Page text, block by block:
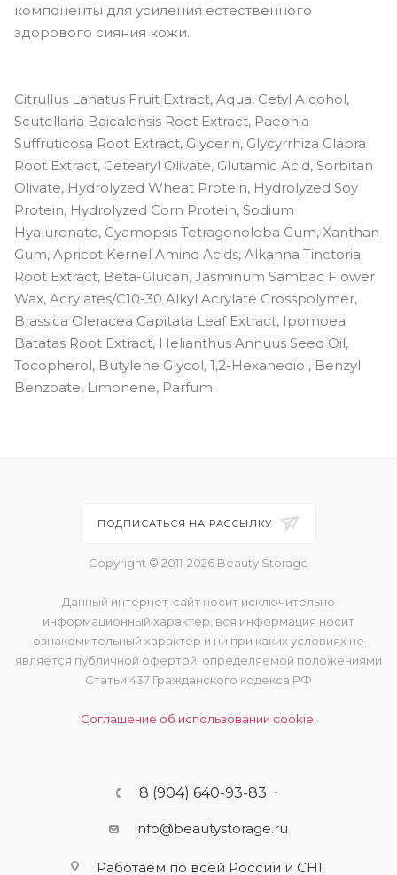
компоненты для усиления естественного
здорового сияния кожи.
Citrullus Lanatus Fruit Extract, Aqua, Cetyl Alcohol,
Scutellaria Baicalensis Root Extract, Paeonia
Suffruticosa Root Extract, Glycerin, Glycyrrhiza Glabra
Root Extract, Cetearyl Olivate, Glutamic Acid, Sorbitan
Olivate, Hydrolyzed Wheat Protein, Hydrolyzed Soy
Protein, Hydrolyzed Corn Protein, Sodium
Hyaluronate, Cyamopsis Tetragonoloba Gum, Xanthan
Gum, Apricot Kernel Amino Acids, Alkanna Tinctoria
Root Extract, Beta-Glucan, Jasminum Sambac Flower
Wax, Acrylates/C10-30 Alkyl Acrylate Crosspolymer,
Brassica Oleracea Capitata Leaf Extract, Ipomoea
Batatas Root Extract, Helianthus Annuus Seed Oil,
Tocopherol, Butylene Glycol, 1,2-Hexanediol, Benzyl
Benzoate, Limonene, Parfum.
ПОДПИСАТЬСЯ НА РАССЫЛКУ
Copyright © 2011-2026 Beauty Storage
Данный интернет-сайт носит исключительно
информационный характер, вся информация носит
ознакомительный характер и ни при каких условиях не
является публичной офертой, определяемой положениями
Статьи 437 Гражданского кодекса РФ
Соглашение об использовании cookie.
8 (904) 640-93-83
info@beautystorage.ru
Работаем по всей России и СНГ